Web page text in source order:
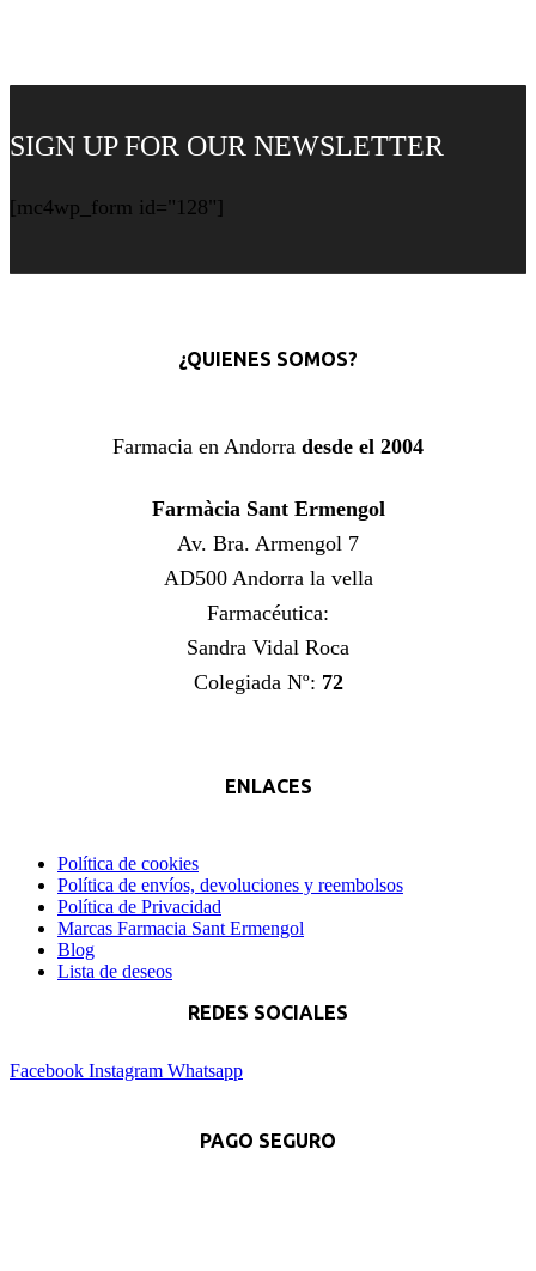
SIGN UP FOR OUR NEWSLETTER
[mc4wp_form id="128"]
¿QUIENES SOMOS?
Farmacia en Andorra desde el 2004
Farmàcia Sant Ermengol
Av. Bra. Armengol 7
AD500 Andorra la vella
Farmacéutica:
Sandra Vidal Roca
Colegiada Nº: 72
ENLACES
Política de cookies
Política de envíos, devoluciones y reembolsos
Política de Privacidad
Marcas Farmacia Sant Ermengol
Blog
Lista de deseos
REDES SOCIALES
Facebook Instagram Whatsapp
PAGO SEGURO